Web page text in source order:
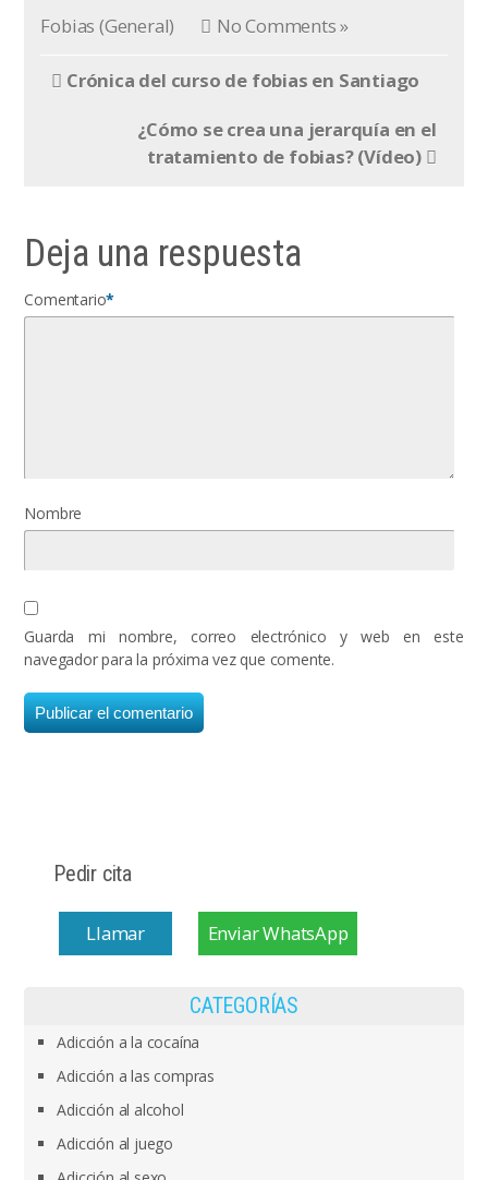
Fobias (General)
No Comments »
Crónica del curso de fobias en Santiago
¿Cómo se crea una jerarquía en el
tratamiento de fobias? (Vídeo)
Deja una respuesta
Comentario*
Nombre
Guarda mi nombre, correo electrónico y web en este
navegador para la próxima vez que comente.
Pedir cita
Llamar Enviar WhatsApp
CATEGORÍAS
Adicción a la cocaína
Adicción a las compras
Adicción al alcohol
Adicción al juego